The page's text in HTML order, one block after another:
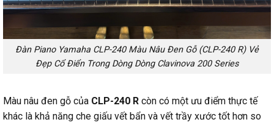
Đàn Piano Yamaha CLP-240 Màu Nâu Đen Gỗ (CLP-240 R) Vẻ
Đẹp Cổ Điển Trong Dòng Dòng Clavinova 200 Series
Màu nâu đen gỗ của CLP-240 R còn có một ưu điểm thực tế
khác là khả năng che giấu vết bẩn và vết trầy xước tốt hơn so